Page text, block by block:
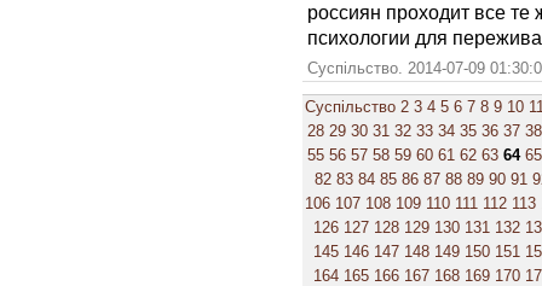
россиян проходит все
психологии для
Суспільство. 2014-07-09
Суспільство 2 3 4 5 6 7 8 9 10
28 29 30 31 32 33 34 35 36 37 38
55 56 57 58 59 60 61 62 63 64 65
82 83 84 85 86 87 88 89 90 91
106 107 108 109 110 111 112 113
126 127 128 129 130 131 132
145 146 147 148 149 150 151
164 165 166 167 168 169 170